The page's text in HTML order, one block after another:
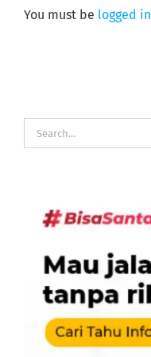
You must be logged in
for: